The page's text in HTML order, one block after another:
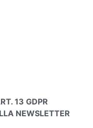
13 GDPR
NEWSLETTER